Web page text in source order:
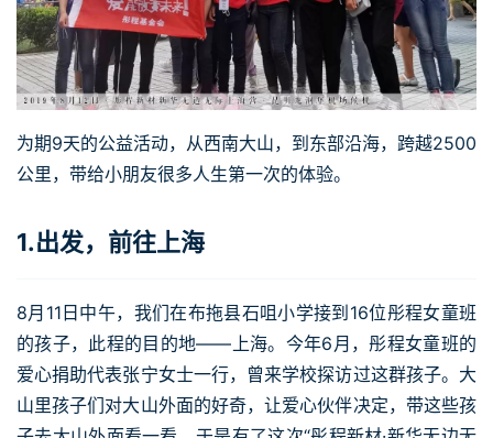
为期9天的公益活动，从西南大山，到东部沿海，跨越2500
公里，带给小朋友很多人生第一次的体验。
1.出发，前往上海
8月11日中午，我们在布拖县石咀小学接到16位彤程女童班
的孩子，此程的目的地——上海。今年6月，彤程女童班的
爱心捐助代表张宁女士一行，曾来学校探访过这群孩子。大
山里孩子们对大山外面的好奇，让爱心伙伴决定，带这些孩